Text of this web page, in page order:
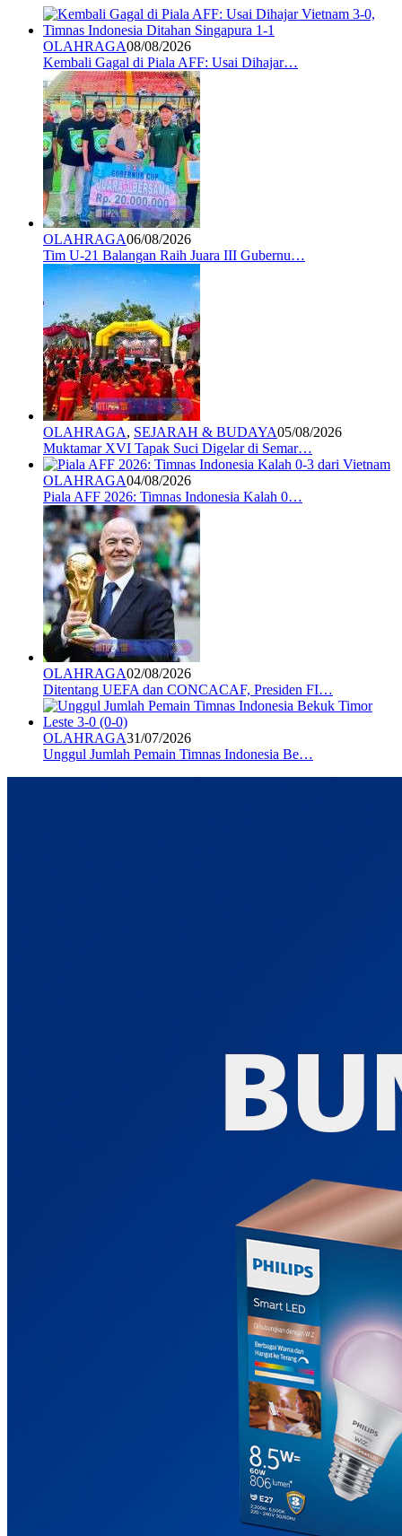
OLAHRAGA08/08/2026
Kembali Gagal di Piala AFF: Usai Dihajar…
OLAHRAGA06/08/2026
Tim U-21 Balangan Raih Juara III Gubernu…
OLAHRAGA, SEJARAH & BUDAYA05/08/2026
Muktamar XVI Tapak Suci Digelar di Semar…
OLAHRAGA04/08/2026
Piala AFF 2026: Timnas Indonesia Kalah 0…
OLAHRAGA02/08/2026
Ditentang UEFA dan CONCACAF, Presiden FI…
OLAHRAGA31/07/2026
Unggul Jumlah Pemain Timnas Indonesia Be…